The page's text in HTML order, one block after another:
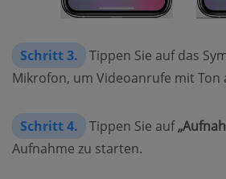
Schritt 3.
Tippen Sie auf das
Mikrofon, um Videoanrufe mit Ton
Schritt 4. Tippen Sie auf
Aufnahme zu starten.